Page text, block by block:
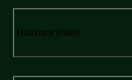
Hasznos linkek